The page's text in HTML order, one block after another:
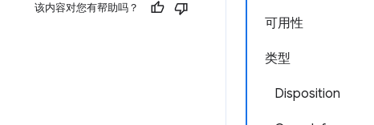
可用性
类型
Disposition
该内容对您有帮助吗？